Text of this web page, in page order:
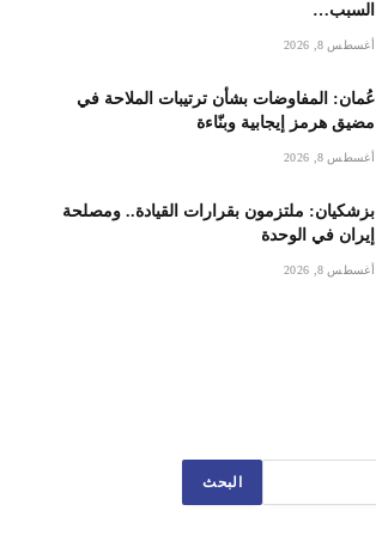
السبب…
أغسطس 8, 2026
عُمان: المفاوضات بشأن ترتيبات الملاحة في
مضيق هرمز إيجابية وبنّاءة
أغسطس 8, 2026
بزشكيان: ملتزمون بقرارات القيادة.. ومصلحة
إيران في الوحدة
أغسطس 8, 2026
البحث